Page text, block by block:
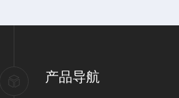
产品导航